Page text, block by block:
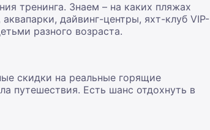
тренинга. Знаем – на каких пляжах
дайвинг-центры, яхт-клуб VIP-
разного возраста.
скидки на реальные горящие
путешествия. Есть шанс отдохнуть в